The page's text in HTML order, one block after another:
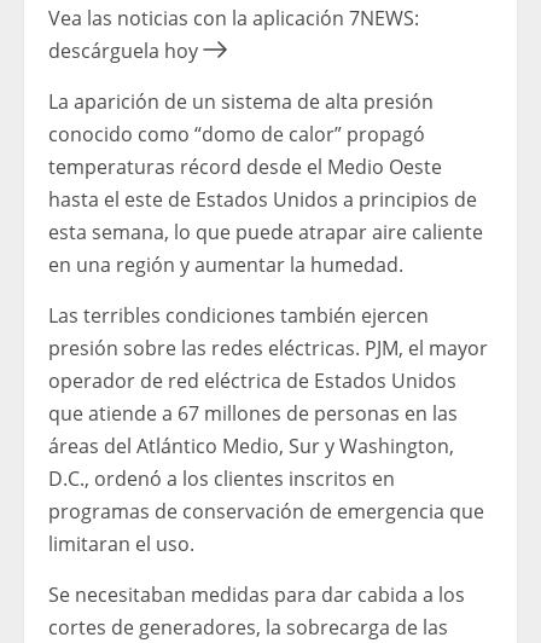
Vea las noticias con la aplicación 7NEWS:
descárguela hoy
La aparición de un sistema de alta presión
conocido como “domo de calor” propagó
temperaturas récord desde el Medio Oeste
hasta el este de Estados Unidos a principios de
esta semana, lo que puede atrapar aire caliente
en una región y aumentar la humedad.
Las terribles condiciones también ejercen
presión sobre las redes eléctricas. PJM, el mayor
operador de red eléctrica de Estados Unidos
que atiende a 67 millones de personas en las
áreas del Atlántico Medio, Sur y Washington,
D.C., ordenó a los clientes inscritos en
programas de conservación de emergencia que
limitaran el uso.
Se necesitaban medidas para dar cabida a los
cortes de generadores, la sobrecarga de las